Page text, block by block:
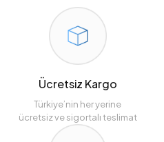
Ücretsiz Kargo
Türkiye’nin her yerine
ücretsiz ve sigortalı teslimat